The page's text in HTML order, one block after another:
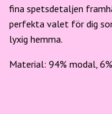
fina spetsdetaljen
perfekta valet för dig
lyxig hemma.
Material: 94% modal,